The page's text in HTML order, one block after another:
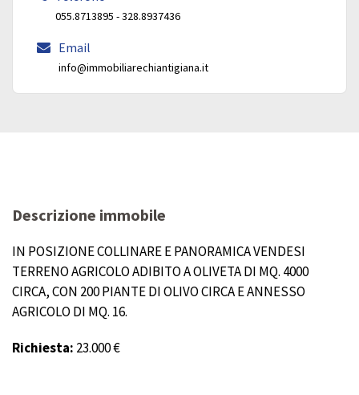
055.8713895 - 328.8937436
Email
info@immobiliarechiantigiana.it
Descrizione immobile
IN POSIZIONE COLLINARE E PANORAMICA VENDESI
TERRENO AGRICOLO ADIBITO A OLIVETA DI MQ. 4000
CIRCA, CON 200 PIANTE DI OLIVO CIRCA E ANNESSO
AGRICOLO DI MQ. 16.
Richiesta: 23.000 €